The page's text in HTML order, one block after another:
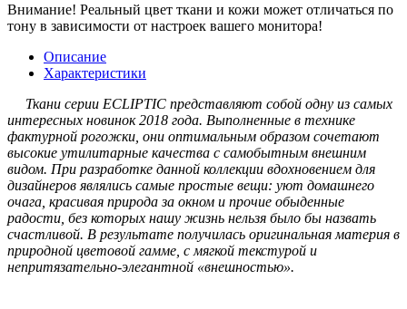
Внимание! Реальный цвет ткани и кожи может отличаться по
тону в зависимости от настроек вашего монитора!
Описание
Характеристики
Ткани серии ECLIPTIC представляют собой одну из самых
интересных новинок 2018 года. Выполненные в технике
фактурной рогожки, они оптимальным образом сочетают
высокие утилитарные качества с самобытным внешним
видом. При разработке данной коллекции вдохновением для
дизайнеров являлись самые простые вещи: уют домашнего
очага, красивая природа за окном и прочие обыденные
радости, без которых нашу жизнь нельзя было бы назвать
счастливой. В результате получилась оригинальная материя в
природной цветовой гамме, с мягкой текстурой и
непритязательно-элегантной «внешностью».